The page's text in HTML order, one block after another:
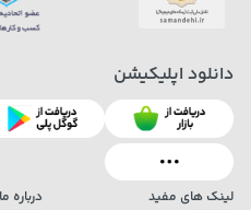
لینک های مفید
درباره ما
دانلود اپلیکیشن